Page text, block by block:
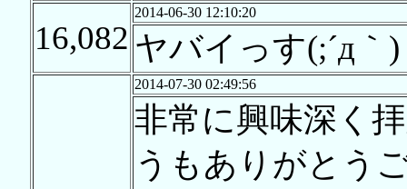
16,082
2014-06-30 12:10:20
ヤバイっす(;´д｀)
2014-07-30 02:49:56
非常に興味深く
うもありがとう